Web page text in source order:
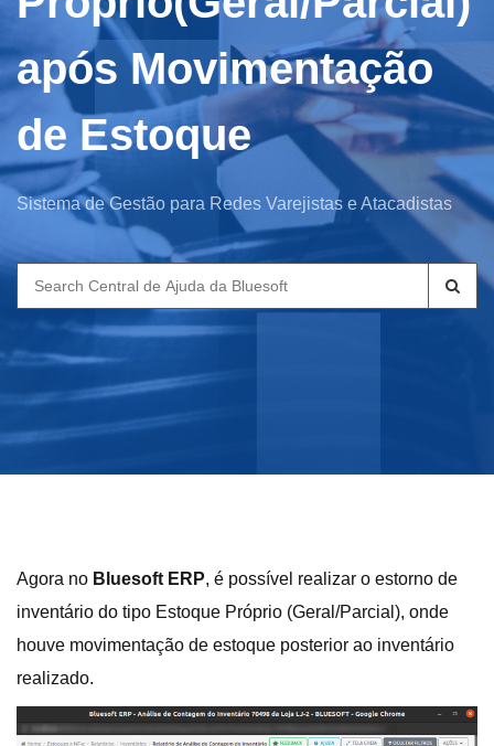
após Movimentação
de Estoque
Sistema de Gestão para Redes Varejistas e Atacadistas
Search
for:
Agora no Bluesoft ERP, é possível realizar o estorno de
inventário do tipo Estoque Próprio (Geral/Parcial), onde
houve movimentação de estoque posterior ao inventário
realizado.